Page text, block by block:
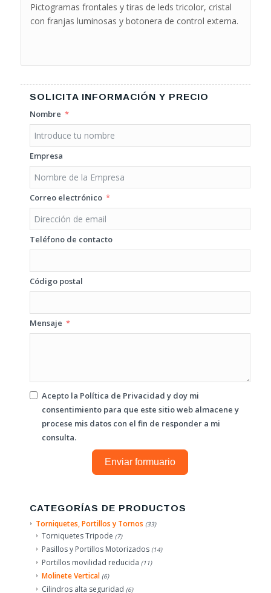
Pictogramas frontales y tiras de leds tricolor, cristal
con franjas luminosas y botonera de control externa.
SOLICITA INFORMACIÓN Y PRECIO
Nombre
Empresa
Correo electrónico
Teléfono de contacto
Código postal
Mensaje
Acepto la Política de Privacidad y doy mi
consentimiento para que este sitio web almacene y
procese mis datos con el fin de responder a mi
consulta.
Enviar formuario
CATEGORÍAS DE PRODUCTOS
Torniquetes, Portillos y Tornos (33)
Torniquetes Tripode (7)
Pasillos y Portillos Motorizados (14)
Portillos movilidad reducida (11)
Molinete Vertical (6)
Cilindros alta seguridad (6)